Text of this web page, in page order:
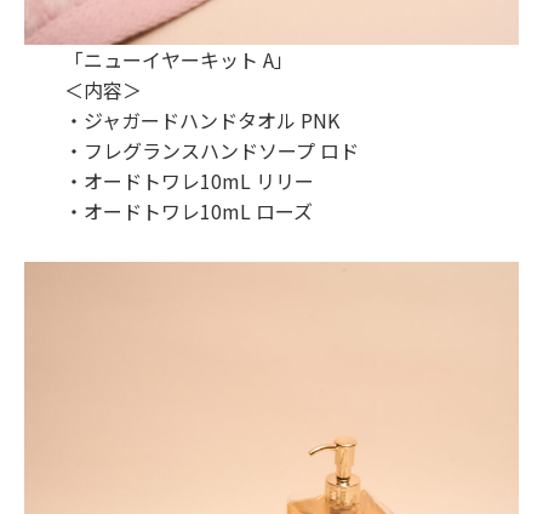
「ニューイヤーキット A」
＜内容＞
・ジャガードハンドタオル PNK
・フレグランスハンドソープ ロド
・オードトワレ10mL リリー
・オードトワレ10mL ローズ